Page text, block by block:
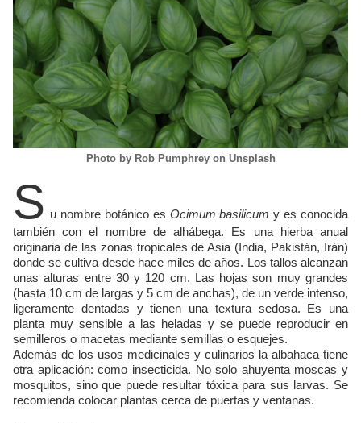
Photo by Rob Pumphrey on Unsplash
S u nombre botánico es Ocimum basilicum y es conocida
también con el nombre de alhábega. Es una hierba anual
originaria de las zonas tropicales de Asia (India, Pakistán, Irán)
donde se cultiva desde hace miles de años. Los tallos alcanzan
unas alturas entre 30 y 120 cm. Las hojas son muy grandes
(hasta 10 cm de largas y 5 cm de anchas), de un verde intenso,
ligeramente dentadas y tienen una textura sedosa. Es una
planta muy sensible a las heladas y se puede reproducir en
semilleros o macetas mediante semillas o esquejes.
Además de los usos medicinales y culinarios la albahaca tiene
otra aplicación: como insecticida. No solo ahuyenta moscas y
mosquitos, sino que puede resultar tóxica para sus larvas. Se
recomienda colocar plantas cerca de puertas y ventanas.